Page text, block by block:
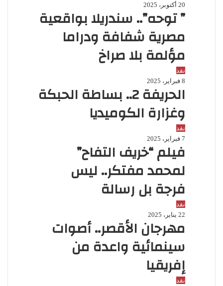
20 أكتوبر، 2025
” توحه”.. سندريلا بواقعية
مصرية شفافة ودراما
مؤلمة بلا صراخ
نقد
8 فبراير، 2025
الحريفة 2.. بساطة الحبكة
وغزارة الكوميديا
نقد
7 فبراير، 2025
فيلم “خريف التفاح”
لمحمد مفتكر.. ليس
فرجة بل رسالة
نقد
22 يناير، 2025
مهرجان الأقصر.. أصوات
سينمائية واعدة من
إفريقيا
نقد